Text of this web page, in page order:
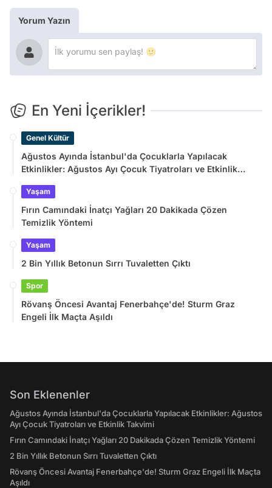
Yorum Yazın
En Yeni İçerikler!
Genel Kültür
Ağustos Ayında İstanbul'da Çocuklarla Yapılacak
Etkinlikler: Ağustos Ayı Çocuk Tiyatroları ve Etkinlik
Yaşam
Fırın Camındaki İnatçı Yağları 20 Dakikada Çözen
Temizlik Yöntemi
Yaşam
2 Bin Yıllık Betonun Sırrı Tuvaletten Çıktı
Spor
Rövanş Öncesi Avantaj Fenerbahçe'de! Sturm Graz
Engeli İlk Maçta Aşıldı
Son Eklenenler
Ağustos Ayında İstanbul'da Çocuklarla Yapılacak Etkinlikler: Ağustos
Ayı Çocuk Tiyatroları ve Etkinlik Takvimi
Fırın Camındaki İnatçı Yağları 20 Dakikada Çözen Temizlik Yöntemi
2 Bin Yıllık Betonun Sırrı Tuvaletten Çıktı
Rövanş Öncesi Avantaj Fenerbahçe'de! Sturm Graz Engeli İlk Maçta
Aşıldı